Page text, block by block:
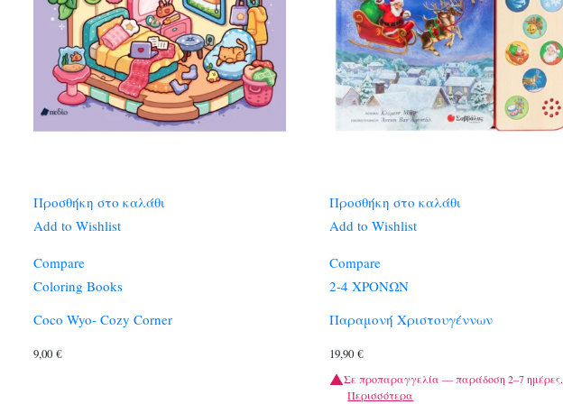
Προσθήκη στο καλάθι
Add to Wishlist
Compare
Coloring Books
Coco Wyo- Cozy Corner
9,00 €
Προσθήκη στο καλάθι
Add to Wishlist
Compare
2-4 ΧΡΟΝΩΝ
Παραμονή Χριστουγέννων
19,90€
Σε προπαραγγελία — παράδοση 2–7 ημέρες.
Περισσότερα